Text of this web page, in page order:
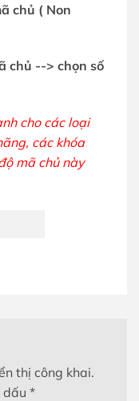
chủ ( Non
chủ --> chọn số
cho các loại
, các khóa
mã chủ này
thị công khai.
dấu *